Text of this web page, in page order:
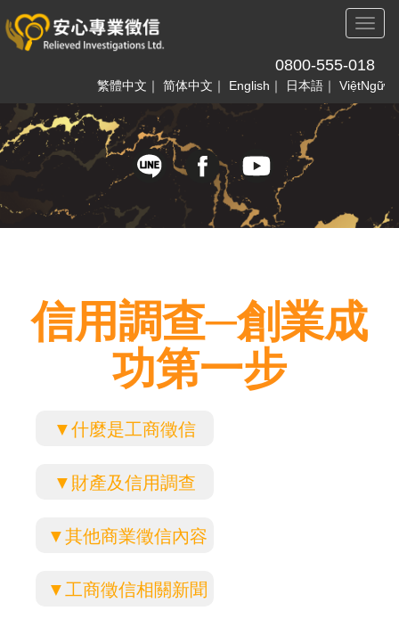
0800-555-018
繁體中文 ｜ 简体中文 ｜ English ｜ 日本語 ｜ ViệtNgữ
信用調查─創業成
功第一步
▼什麼是工商徵信
▼財產及信用調查
▼其他商業徵信內容
▼工商徵信相關新聞